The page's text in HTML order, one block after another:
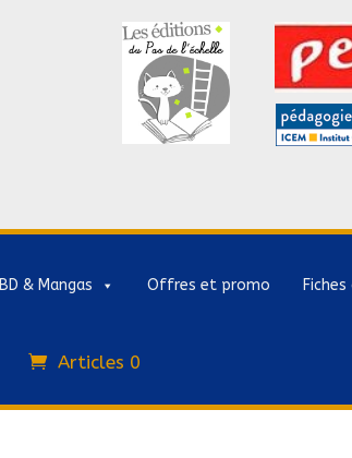
BD & Mangas Offres et promo
Articles 0